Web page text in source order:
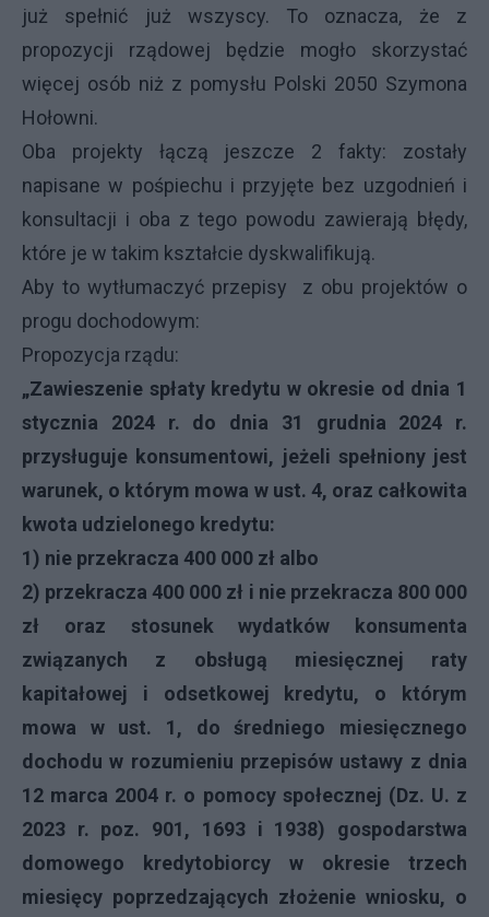
już spełnić już wszyscy. To oznacza, że z
propozycji rządowej będzie mogło skorzystać
więcej osób niż z pomysłu Polski 2050 Szymona
Hołowni.
Oba projekty łączą jeszcze 2 fakty: zostały
napisane w pośpiechu i przyjęte bez uzgodnień i
konsultacji i oba z tego powodu zawierają błędy,
które je w takim kształcie dyskwalifikują.
Aby to wytłumaczyć przepisy z obu projektów o
progu dochodowym:
Propozycja rządu:
„Zawieszenie spłaty kredytu w okresie od dnia 1
stycznia 2024 r. do dnia 31 grudnia 2024 r.
przysługuje konsumentowi, jeżeli spełniony jest
warunek, o którym mowa w ust. 4, oraz całkowita
kwota udzielonego kredytu:
1) nie przekracza 400 000 zł albo
2) przekracza 400 000 zł i nie przekracza 800 000
zł oraz stosunek wydatków konsumenta
związanych z obsługą miesięcznej raty
kapitałowej i odsetkowej kredytu, o którym
mowa w ust. 1, do średniego miesięcznego
dochodu w rozumieniu przepisów ustawy z dnia
12 marca 2004 r. o pomocy społecznej (Dz. U. z
2023 r. poz. 901, 1693 i 1938) gospodarstwa
domowego kredytobiorcy w okresie trzech
miesięcy poprzedzających złożenie wniosku, o